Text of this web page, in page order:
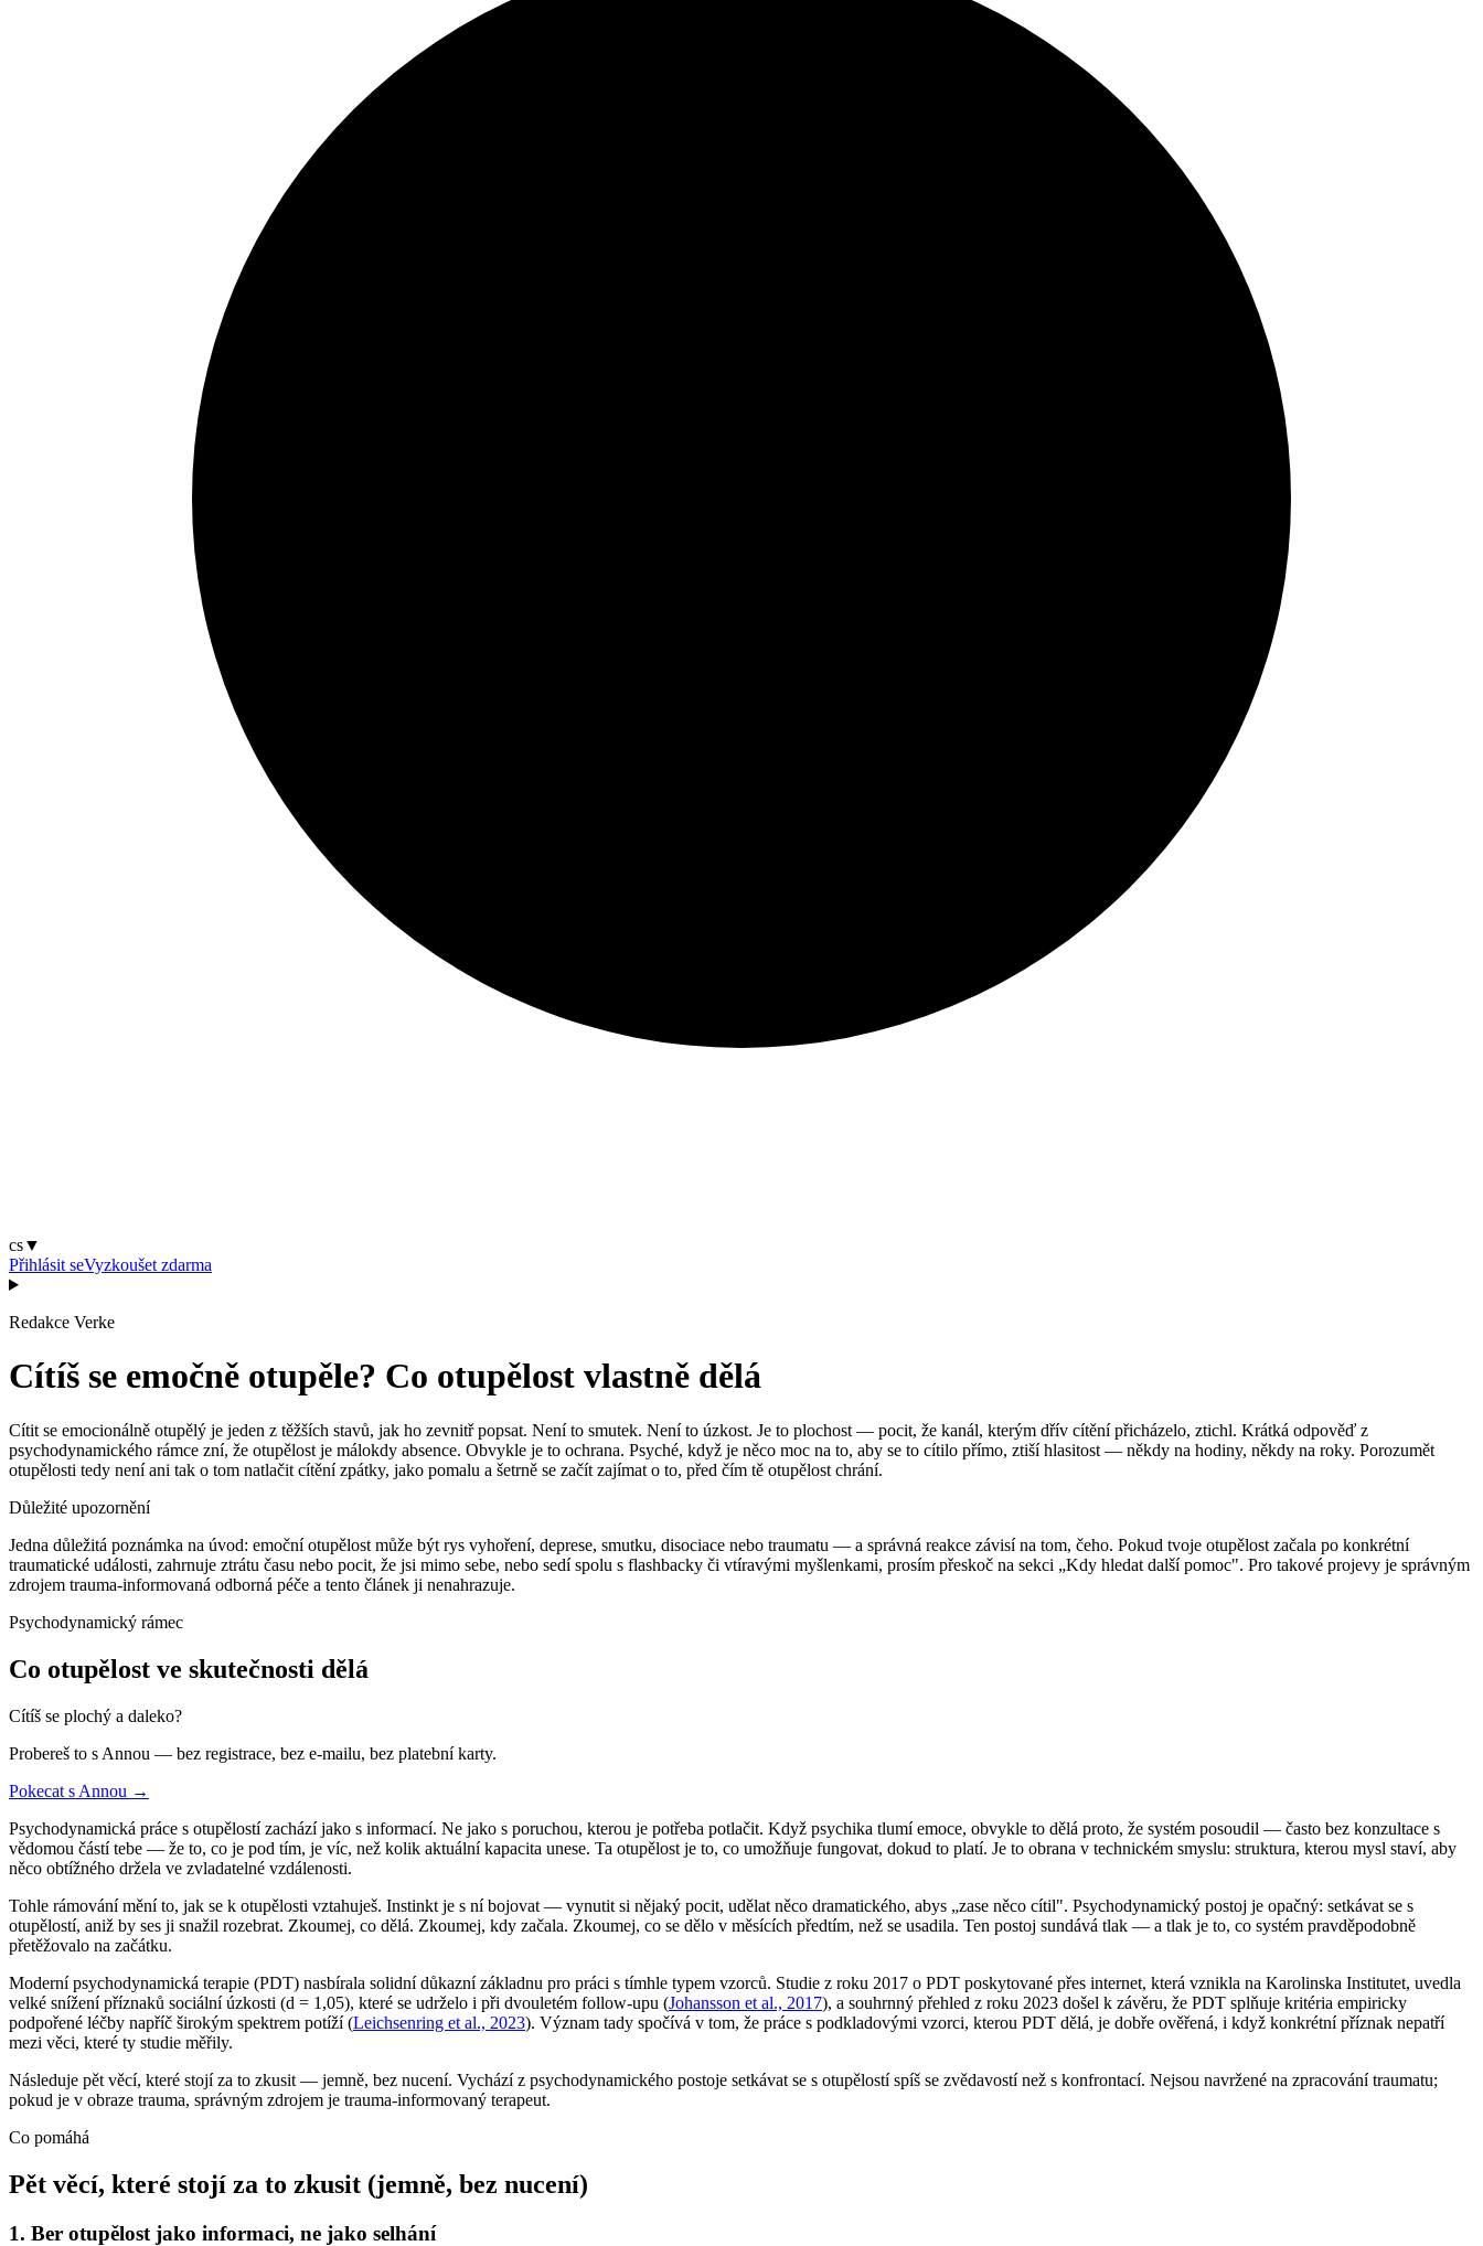
cs▼
Přihlásit seVyzkoušet zdarma
Redakce Verke
Cítíš se emočně otupěle? Co otupělost vlastně dělá
Cítit se emocionálně otupělý je jeden z těžších stavů, jak ho zevnitř popsat. Není to smutek. Není to úzkost. Je to plochost — pocit, že kanál, kterým dřív cítění přicházelo, ztichl. Krátká odpověď z
psychodynamického rámce zní, že otupělost je málokdy absence. Obvykle je to ochrana. Psyché, když je něco moc na to, aby se to cítilo přímo, ztiší hlasitost — někdy na hodiny, někdy na roky. Porozumět
otupělosti tedy není ani tak o tom natlačit cítění zpátky, jako pomalu a šetrně se začít zajímat o to, před čím tě otupělost chrání.
Důležité upozornění
Jedna důležitá poznámka na úvod: emoční otupělost může být rys vyhoření, deprese, smutku, disociace nebo traumatu — a správná reakce závisí na tom, čeho. Pokud tvoje otupělost začala po konkrétní
traumatické události, zahrnuje ztrátu času nebo pocit, že jsi mimo sebe, nebo sedí spolu s flashbacky či vtíravými myšlenkami, prosím přeskoč na sekci „Kdy hledat další pomoc". Pro takové projevy je správným
zdrojem trauma-informovaná odborná péče a tento článek ji nenahrazuje.
Psychodynamický rámec
Co otupělost ve skutečnosti dělá
Cítíš se plochý a daleko?
Probereš to s Annou — bez registrace, bez e-mailu, bez platební karty.
Pokecat s Annou →
Psychodynamická práce s otupělostí zachází jako s informací. Ne jako s poruchou, kterou je potřeba potlačit. Když psychika tlumí emoce, obvykle to dělá proto, že systém posoudil — často bez konzultace s
vědomou částí tebe — že to, co je pod tím, je víc, než kolik aktuální kapacita unese. Ta otupělost je to, co umožňuje fungovat, dokud to platí. Je to obrana v technickém smyslu: struktura, kterou mysl staví, aby
něco obtížného držela ve zvladatelné vzdálenosti.
Tohle rámování mění to, jak se k otupělosti vztahuješ. Instinkt je s ní bojovat — vynutit si nějaký pocit, udělat něco dramatického, abys „zase něco cítil". Psychodynamický postoj je opačný: setkávat se s
otupělostí, aniž by ses ji snažil rozebrat. Zkoumej, co dělá. Zkoumej, kdy začala. Zkoumej, co se dělo v měsících předtím, než se usadila. Ten postoj sundává tlak — a tlak je to, co systém pravděpodobně
přetěžovalo na začátku.
Moderní psychodynamická terapie (PDT) nasbírala solidní důkazní základnu pro práci s tímhle typem vzorců. Studie z roku 2017 o PDT poskytované přes internet, která vznikla na Karolinska Institutet, uvedla
velké snížení příznaků sociální úzkosti (d = 1,05), které se udrželo i při dvouletém follow-upu (Johansson et al., 2017), a souhrnný přehled z roku 2023 došel k závěru, že PDT splňuje kritéria empiricky
podpořené léčby napříč širokým spektrem potíží (Leichsenring et al., 2023). Význam tady spočívá v tom, že práce s podkladovými vzorci, kterou PDT dělá, je dobře ověřená, i když konkrétní příznak nepatří
mezi věci, které ty studie měřily.
Následuje pět věcí, které stojí za to zkusit — jemně, bez nucení. Vychází z psychodynamického postoje setkávat se s otupělostí spíš se zvědavostí než s konfrontací. Nejsou navržené na zpracování traumatu;
pokud je v obraze trauma, správným zdrojem je trauma-informovaný terapeut.
Co pomáhá
Pět věcí, které stojí za to zkusit (jemně, bez nucení)
1. Ber otupělost jako informaci, ne jako selhání